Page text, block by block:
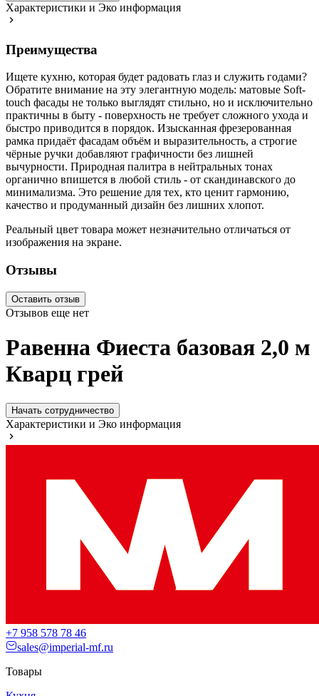
Характеристики и Эко информация
Преимущества
Ищете кухню, которая будет радовать глаз и служить годами?
Обратите внимание на эту элегантную модель: матовые Soft-
touch фасады не только выглядят стильно, но и исключительно
практичны в быту - поверхность не требует сложного ухода и
быстро приводится в порядок. Изысканная фрезерованная
рамка придаёт фасадам объём и выразительность, а строгие
чёрные ручки добавляют графичности без лишней
вычурности. Природная палитра в нейтральных тонах
органично впишется в любой стиль - от скандинавского до
минимализма. Это решение для тех, кто ценит гармонию,
качество и продуманный дизайн без лишних хлопот.
Реальный цвет товара может незначительно отличаться от
изображения на экране.
Отзывы
Оставить отзыв
Отзывов еще нет
Равенна Фиеста базовая 2,0 м
Кварц грей
Начать сотрудничество
Характеристики и Эко информация
+7 958 578 78 46
sales@imperial-mf.ru
Товары